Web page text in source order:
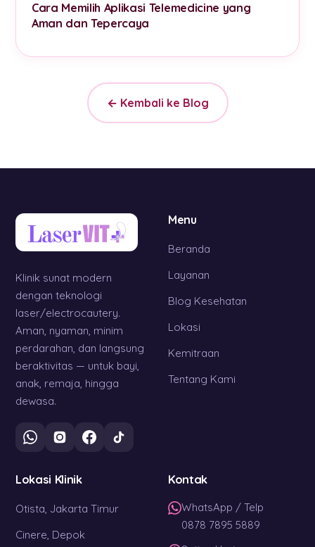
Cara Memilih Aplikasi Telemedicine yang
Aman dan Tepercaya
← Kembali ke Blog
Klinik sunat modern
dengan teknologi
laser/electrocautery.
Aman, nyaman, minim
perdarahan, dan langsung
beraktivitas — untuk bayi,
anak, remaja, hingga
dewasa.
Menu
Beranda
Layanan
Blog Kesehatan
Lokasi
Kemitraan
Tentang Kami
Lokasi Klinik
Otista, Jakarta Timur
Cinere, Depok
Kontak
WhatsApp / Telp
0878 7895 5889